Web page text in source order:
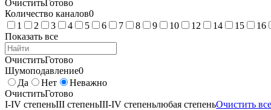
ОчиститьГотово
Количество каналов0
1
2 3 4 5 6 7 8 9 10 12 14 15 16
Показать все
ОчиститьГотово
Шумоподавление0
Да
Нет
Неважно
ОчиститьГотово
I-IV степеньIII степеньIII-IV степеньлюбая степеньОчистить все